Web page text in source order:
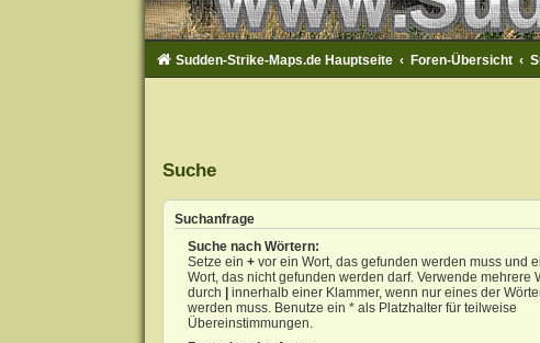
Sudden-Strike-Maps.de Hauptseite Foren-Übersicht
Suche
Suchanfrage
Suche nach Wörtern:
Setze ein +vor ein Wort, das gefunden werden muss und
Wort, das nicht gefunden werden darf. Verwende mehrere
durch
innerhalb einer Klammer, wenn nur eines der
werden muss. Benutze ein * als Platzhalter für teilweise
Übereinstimmungen.